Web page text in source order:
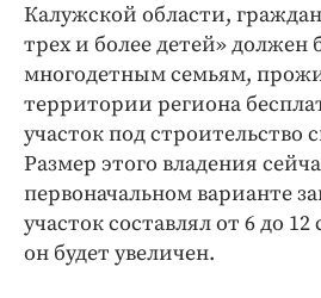
Калужской области,
трех и более детей» должен
многодетным семьям,
территории региона
участок под строительство
Размер этого владения
первоначальном варианте
участок составлял от 6 до
он будет увеличен.